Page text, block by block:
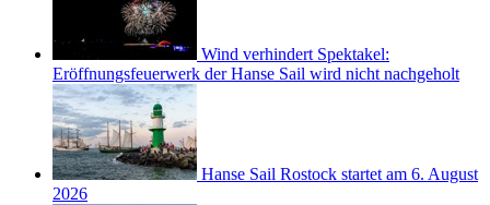
Wind verhindert Spektakel:
Eröffnungsfeuerwerk der Hanse Sail wird nicht nachgeholt
Hanse Sail Rostock startet am 6. August
2026